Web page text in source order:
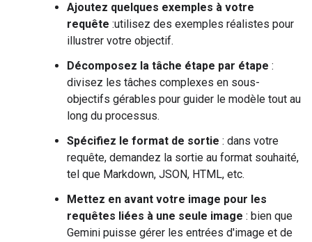
Ajoutez quelques exemples à votre
requête :utilisez des exemples réalistes pour
illustrer votre objectif.
Décomposez la tâche étape par étape :
divisez les tâches complexes en sous-
objectifs gérables pour guider le modèle tout au
long du processus.
Spécifiez le format de sortie : dans votre
requête, demandez la sortie au format souhaité,
tel que Markdown, JSON, HTML, etc.
Mettez en avant votre image pour les
requêtes liées à une seule image : bien que
Gemini puisse gérer les entrées d'image et de